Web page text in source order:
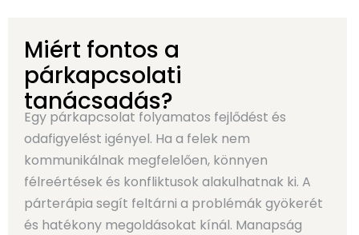
Miért fontos a
párkapcsolati
tanácsadás?
Egy párkapcsolat folyamatos fejlődést és
odafigyelést igényel. Ha a felek nem
kommunikálnak megfelelően, könnyen
félreértések és konfliktusok alakulhatnak ki. A
párterápia segít feltárni a problémák gyökerét
és hatékony megoldásokat kínál. Manapság